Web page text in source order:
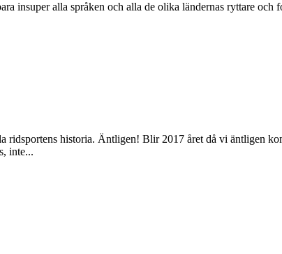
insuper alla språken och alla de olika ländernas ryttare
ridsportens historia. Äntligen! Blir 2017 året då vi äntligen
inte...